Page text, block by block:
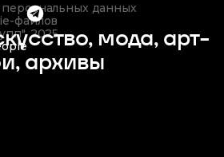
мода,арт-
архивы
данных
файлов
2025